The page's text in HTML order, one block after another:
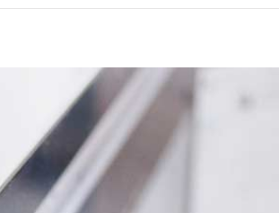
placerat
varius